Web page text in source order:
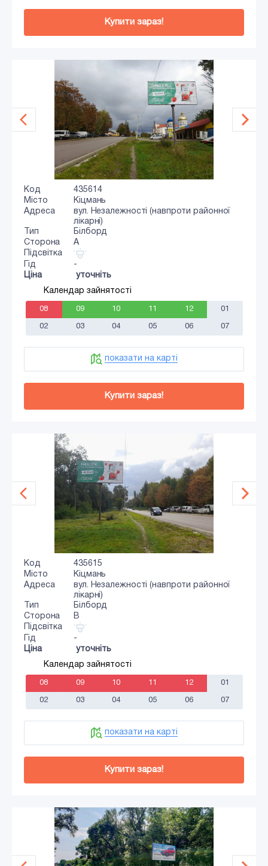
Купити зараз!
Код
435614
Місто
Кіцмань
Адреса
вул. Незалежності (навпроти районної
лікарні)
Тип
Білборд
Сторона
A
Підсвітка
Гід
-
Ціна
уточніть
Календар зайнятості
08 09 10 11 12 01
02 03 04 05 06 07
показати на карті
Купити зараз!
Код
435615
Місто
Кіцмань
Адреса
вул. Незалежності (навпроти районної
лікарні)
Тип
Білборд
Сторона
B
Підсвітка
Гід
-
Ціна
уточніть
Календар зайнятості
08 09 10 11 12 01
02 03 04 05 06 07
показати на карті
Купити зараз!